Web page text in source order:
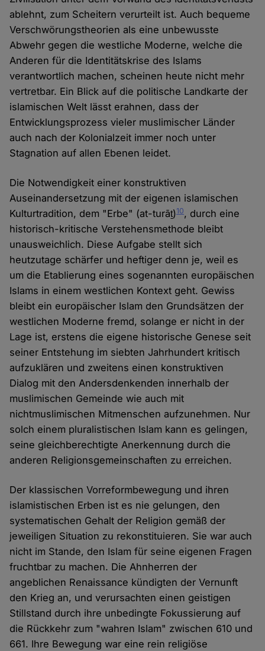
ablehnt, zum Scheitern verurteilt ist. Auch bequeme
Verschwörungstheorien als eine unbewusste
Abwehr gegen die westliche Moderne, welche die
Anderen für die Identitätskrise des Islams
verantwortlich machen, scheinen heute nicht mehr
vertretbar. Ein Blick auf die politische Landkarte der
islamischen Welt lässt erahnen, dass der
Entwicklungsprozess vieler muslimischer Länder
auch nach der Kolonialzeit immer noch unter
Stagnation auf allen Ebenen leidet.
Die Notwendigkeit einer konstruktiven
Auseinandersetzung mit der eigenen islamischen
Kulturtradition, dem "Erbe" (at-turāṯ)10, durch eine
historisch-kritische Verstehensmethode bleibt
unausweichlich. Diese Aufgabe stellt sich
heutzutage schärfer und heftiger denn je, weil es
um die Etablierung eines sogenannten europäischen
Islams in einem westlichen Kontext geht. Gewiss
bleibt ein europäischer Islam den Grundsätzen der
westlichen Moderne fremd, solange er nicht in der
Lage ist, erstens die eigene historische Genese seit
seiner Entstehung im siebten Jahrhundert kritisch
aufzuklären und zweitens einen konstruktiven
Dialog mit den Andersdenkenden innerhalb der
muslimischen Gemeinde wie auch mit
nichtmuslimischen Mitmenschen aufzunehmen. Nur
solch einem pluralistischen Islam kann es gelingen,
seine gleichberechtigte Anerkennung durch die
anderen Religionsgemeinschaften zu erreichen.
Der klassischen Vorreformbewegung und ihren
islamistischen Erben ist es nie gelungen, den
systematischen Gehalt der Religion gemäß der
jeweiligen Situation zu rekonstituieren. Sie war auch
nicht im Stande, den Islam für seine eigenen Fragen
fruchtbar zu machen. Die Ahnherren der
angeblichen Renaissance kündigten der Vernunft
den Krieg an, und verursachten einen geistigen
Stillstand durch ihre unbedingte Fokussierung auf
die Rückkehr zum "wahren Islam" zwischen 610 und
661. Ihre Bewegung war eine rein religiöse